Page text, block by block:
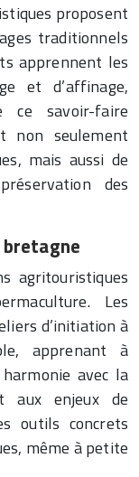
proposent
traditionnels
apprennent les
et d’affinage,
ce savoir-faire
non seulement
mais aussi de
des
agritouristiques
Les
d’initiation à
apprenant à
avec la
aux enjeux de
outils concrets
même à petite